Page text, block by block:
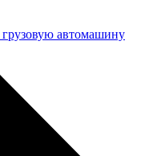
автомашину